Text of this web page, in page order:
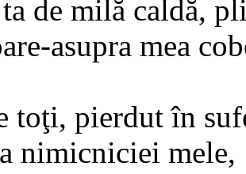
de milă caldă,
asupra mea
toţi, pierdut în
nimicniciei mele,